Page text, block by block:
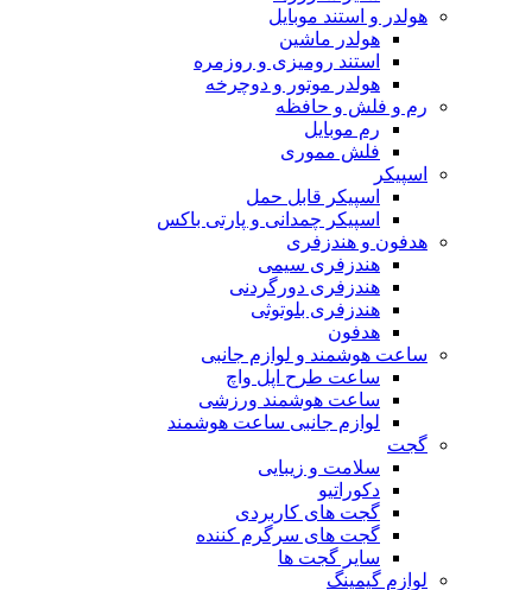
هولدر و استند موبایل
هولدر ماشین
استند رومیزی و روزمره
هولدر موتور و دوچرخه
رم و فلش و حافظه
رم موبایل
فلش مموری
اسپیکر
اسپیکر قابل حمل
اسپیکر چمدانی و پارتی باکس
هدفون و هندزفری
هندزفری سیمی
هندزفری دورگردنی
هندزفری بلوتوثی
هدفون
ساعت هوشمند و لوازم جانبی
ساعت طرح اپل واچ
ساعت هوشمند ورزشی
لوازم جانبی ساعت هوشمند
گجت
سلامت و زیبایی
دکوراتیو
گجت های کاربردی
گجت های سرگرم کننده
سایر گجت ها
لوازم گیمینگ